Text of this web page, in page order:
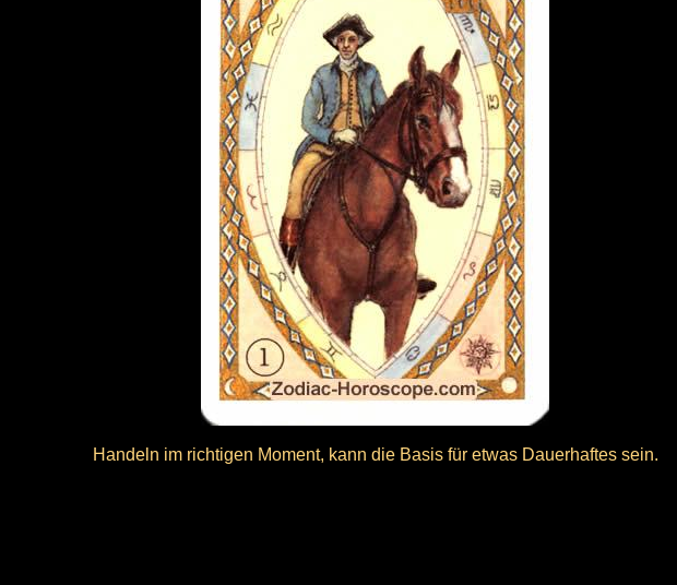
Handeln im richtigen Moment, kann die Basis für etwas Dauerhaftes sein.